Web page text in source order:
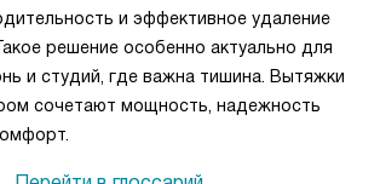
и эффективное удаление
решение особенно актуально для
и студий, где важна тишина. Вытяжки
сочетают мощность, надежность